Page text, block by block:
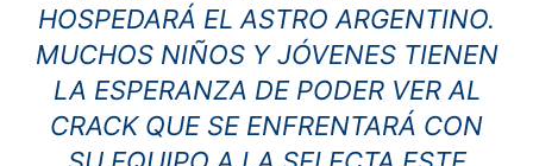
HOSPEDARÁ EL ASTRO ARGENTINO.
MUCHOS NIÑOS Y JÓVENES TIENEN
LA ESPERANZA DE PODER VER AL
CRACK QUE SE ENFRENTARÁ CON